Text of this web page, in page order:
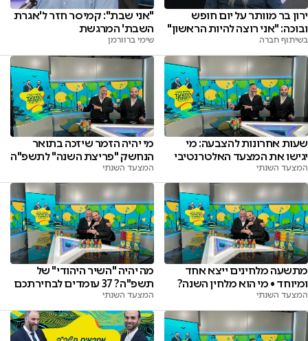
ירון בר מוותר על יום חופש
ובוכה: "אני רוצה להיות הראשון"
בשיתוף חברה
"אני שבת": קמיסר חזר ל'אגרת
השבת' המרגשת
שימי ברוורמן
שעות אחרונות להצבעה: מי
יגישו את המצעד האלטרנטיבי
המצעד השנתי
מי יהיה הזמר שיזכה בתואר
הנחשק "פריצת השנה" לתשפ"ה
המצעד השנתי
מתשעה מלחינים ייצא אחד
ומיוחד • מי הוא מלחין השנה?
המצעד השנתי
מה יהיה "השיר היהודי" של
תשפ"ה? 37 עומדים לבחירתכם
המצעד השנתי